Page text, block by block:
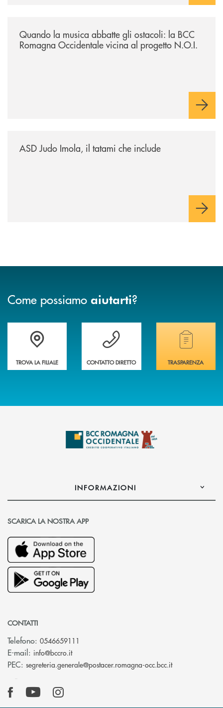
Quando la musica abbatte gli ostacoli: la BCC
Romagna Occidentale vicina al progetto N.O.I.
ASD Judo Imola, il tatami che include
Come possiamo aiutarti?
Accedi all' elenco completo delle filiali della banca.
TROVA LA FILIALE
Hai bisogno di assistenza immediata?
CONTATTO DIRETTO
Hai bisogno di
TRASPARENZA
INFORMAZIONI
SCARICA LA NOSTRA APP
CONTATTI
Telefono: 0546659111
E-mail: info@bccro.it(si apre l’app di posta elettronica)
PEC: segreteria.generale@postacer.romagna-occ.bcc.it(si apre l’app